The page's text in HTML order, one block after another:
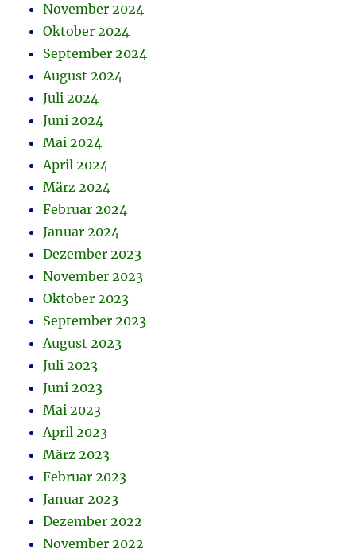
November 2024
Oktober 2024
September 2024
August 2024
Juli 2024
Juni 2024
Mai 2024
April 2024
März 2024
Februar 2024
Januar 2024
Dezember 2023
November 2023
Oktober 2023
September 2023
August 2023
Juli 2023
Juni 2023
Mai 2023
April 2023
März 2023
Februar 2023
Januar 2023
Dezember 2022
November 2022